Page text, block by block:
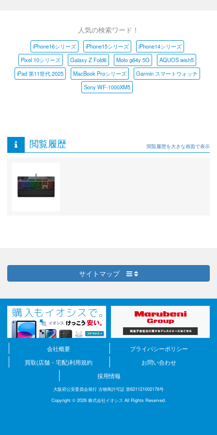
人気の検索ワード！
iPhone16シリーズ iPhone15シリーズ
iPhone14シリーズ
Pixel 10シリーズ
Galaxy Z Fold6 Moto g64y 5G
AQUOS wish5
iPad 第11世代 2025
MacBook Proシリーズ
Garmin スマートウォッチ
Sony WF-1000XM5
閲覧履歴 閲覧履歴を大きな画面で表示
サイトマップ
会社概要
プライバシーポリシー
買取(店舗・宅配)利用規約
お問い合わせ
採用情報
大阪府公安委員会発行 古物商許可証 第621121002176号
Copyright © 2026 株式会社イオシス All Rights Reserved.